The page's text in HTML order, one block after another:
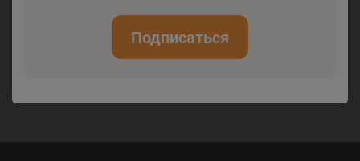
Подписаться